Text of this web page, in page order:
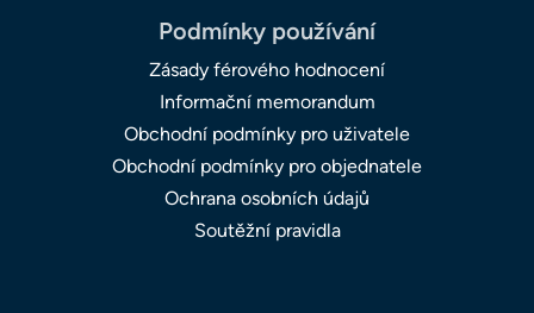
Podmínky používání
Zásady férového hodnocení
Informační memorandum
Obchodní podmínky pro uživatele
Obchodní podmínky pro objednatele
Ochrana osobních údajů
Soutěžní pravidla